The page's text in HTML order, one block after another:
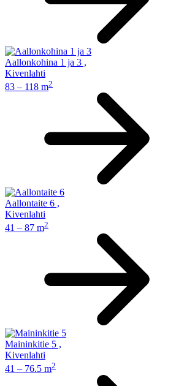
Aallonkohina 1 ja 3 ,
Kivenlahti
83 – 118 m2
Aallontaite 6 ,
Kivenlahti
41 – 87 m2
Maininkitie 5 ,
Kivenlahti
41 – 76.5 m2